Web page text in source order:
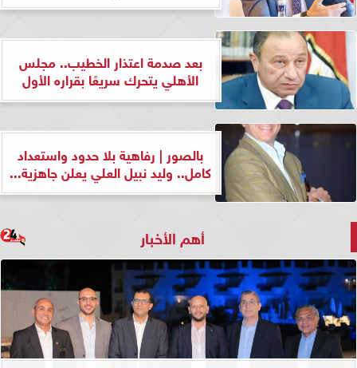
بعد صدمة اعتذار الخطيب.. مجلس
الأهلي يتحرك سريعًا بقراره الأول
بالصور | رفاهية بلا حدود واستعداد
كامل.. وليد نبيل العلي يعلن جاهزية...
أهم الأخبار